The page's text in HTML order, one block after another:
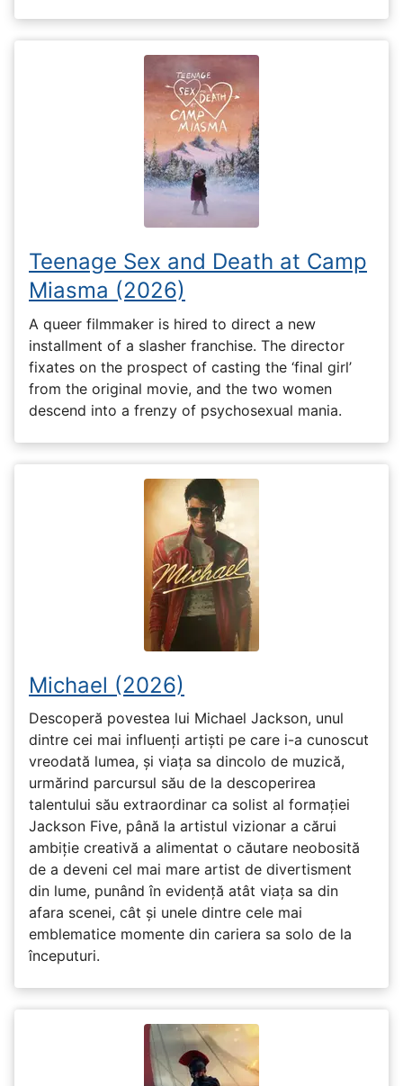
Teenage Sex and Death at Camp
Miasma (2026)
A queer filmmaker is hired to direct a new
installment of a slasher franchise. The director
fixates on the prospect of casting the ‘final girl’
from the original movie, and the two women
descend into a frenzy of psychosexual mania.
Michael (2026)
Descoperă povestea lui Michael Jackson, unul
dintre cei mai influenți artiști pe care i-a cunoscut
vreodată lumea, și viața sa dincolo de muzică,
urmărind parcursul său de la descoperirea
talentului său extraordinar ca solist al formației
Jackson Five, până la artistul vizionar a cărui
ambiție creativă a alimentat o căutare neobosită
de a deveni cel mai mare artist de divertisment
din lume, punând în evidență atât viața sa din
afara scenei, cât și unele dintre cele mai
emblematice momente din cariera sa solo de la
începuturi.